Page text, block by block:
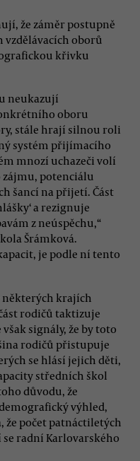
že záměr postupně
vzdělávacích oborů
křivku
neukazují
oboru
stále hrají silnou roli
systém přijímacího
mnozí uchazeči volí
zájmu, potenciálu
šancí na přijetí. Část
a rezignuje
z neúspěchu,“
Šrámková.
je podle ní tento
některých krajích
rodičů taktizuje
signály, že by toto
rodičů přistupuje
se hlásí jejich děti,
středních škol
důvodu, že
výhled,
že počet patnáctiletých
radní Karlovarského